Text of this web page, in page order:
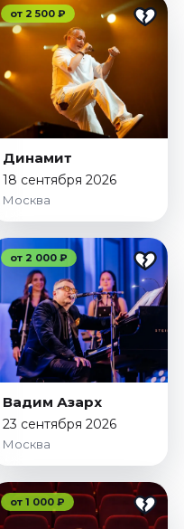
от 2 500 ₽
Динамит
18 сентября 2026
Москва
от 2 000 ₽
Вадим Азарх
23 сентября 2026
Москва
от 1 000 ₽